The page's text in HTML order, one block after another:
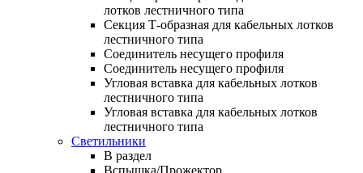
лотков лестничного типа
Секция Т-образная для кабельных лотков
лестничного типа
Соединитель несущего профиля
Соединитель несущего профиля
Угловая вставка для кабельных лотков
лестничного типа
Угловая вставка для кабельных лотков
лестничного типа
Светильники
В раздел
Вспышка/Прожектор